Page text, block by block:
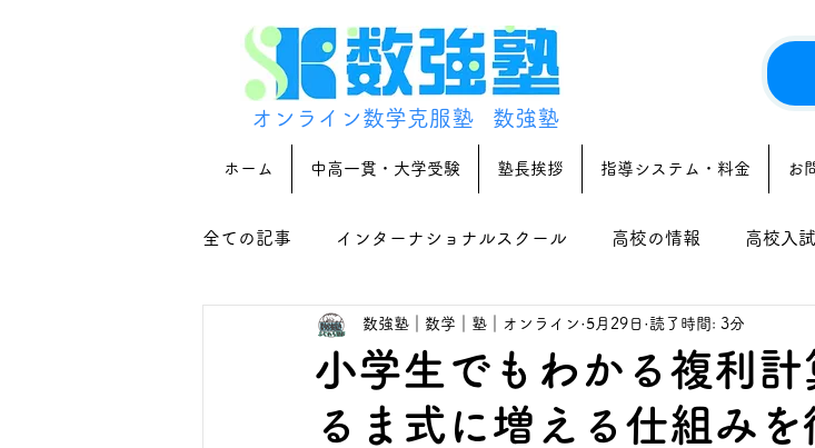
オンライン数学克服塾 数強塾
ホーム 中高一貫・大学受験 塾長挨拶 指導システム・料金 お
全ての記事 インターナショナルスクール 高校の情報 高校入
小学生でもわかる複利
るま式に増える仕組み
数強塾｜数学｜塾｜オンライン 5月29日 読了時間: 3分